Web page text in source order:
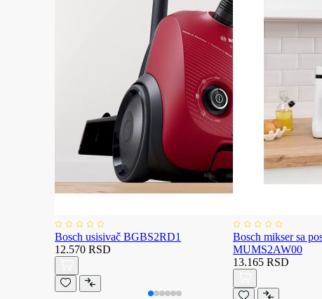
Bosch usisivač BGBS2RD1
12.570 RSD
Bosch mikser sa
MUMS2AW00
13.165 RSD